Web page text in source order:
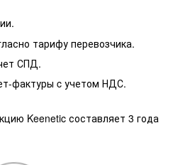
тарифу перевозчика.
СПД.
фактуры c учетом НДС.
Keenetic составляет 3 года